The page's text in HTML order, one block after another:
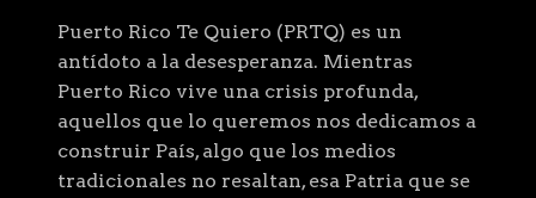
Puerto Rico Te Quiero (PRTQ) es un
antídoto a la desesperanza. Mientras
Puerto Rico vive una crisis profunda,
aquellos que lo queremos nos dedicamos a
construir País, algo que los medios
tradicionales no resaltan, esa Patria que se